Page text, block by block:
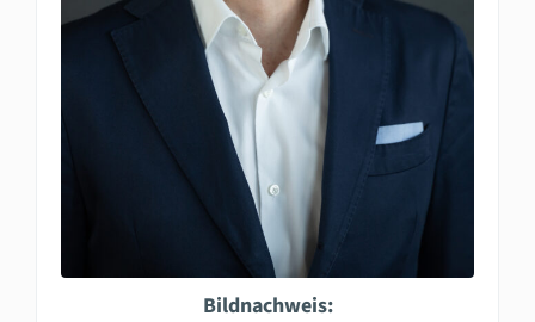
Bildnachweis: